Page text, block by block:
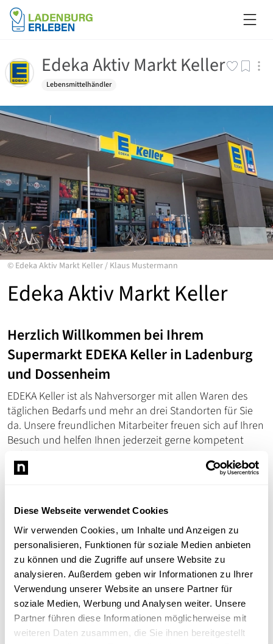
Diese Webseite verwendet Cookies
Wir verwenden Cookies, um Inhalte und Anzeigen zu
personalisieren, Funktionen für soziale Medien anbieten
zu können und die Zugriffe auf unsere Website zu
analysieren. Außerdem geben wir Informationen zu Ihrer
Verwendung unserer Website an unsere Partner für
soziale Medien, Werbung und Analysen weiter. Unsere
Partner führen diese Informationen möglicherweise mit
weiteren Daten zusammen, die Sie ihnen bereitgestellt
Edeka Aktiv Markt Keller
Lebensmittelhändler
© Edeka Aktiv Markt Keller/ Klaus Mustermann
Edeka Aktiv Markt Keller
Herzlich Willkommen bei Ihrem
Supermarkt EDEKA Keller in Ladenburg
und Dossenheim
EDEKA Keller ist als Nahversorger mit allen Waren des
täglichen Bedarfs und mehr an drei Standorten für Sie
da. Unsere freundlichen Mitarbeiter freuen sich auf Ihren
Besuch und helfen Ihnen jederzeit gerne kompetent
Unseren größten Markt finden Sie
im Einkaufszentrum in
Drogerie und weiteren Spezialgeschäften. Im knapp 1800
Quadratmeter großen Markt bieten wir Ihnen ein
umfassendes Sortiment von rund 24.000 verschiedenen
Artikeln, eine großzügige Frischetheke, eine
umfangreiche Getränkeabteilungund eine vielfältige
Non-Food-Abteilung. Schwerpunkt des Sortiments sind
regionale Frischeprodukte– ein Angebot, das wir stets
erweitern. An unserer zwölf Meter langenFrischetheke
werden Sie von unseren engagierten Mitarbeitern gern
beraten. Wir bieten Fleisch- und Wurstwaren sowie Käse